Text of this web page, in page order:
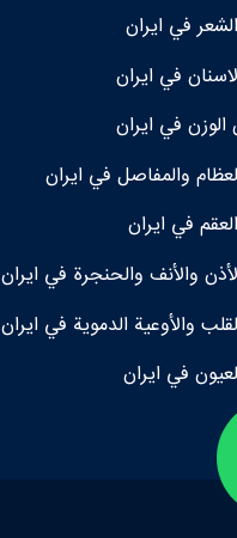
في ايران
في ايران
الوزن في ايران
والمفاصل في ايران
في ايران
والأنف والحنجرة في ايران
والأوعية الدموية في ايران
في ايران